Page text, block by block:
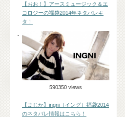
【おお！】アースミュージック＆エ
コロジーの福袋2014年ネタバレキ
タ！
590350 views
【まじか】ingni（イング）福袋2014
のネタバレ情報はこちら！